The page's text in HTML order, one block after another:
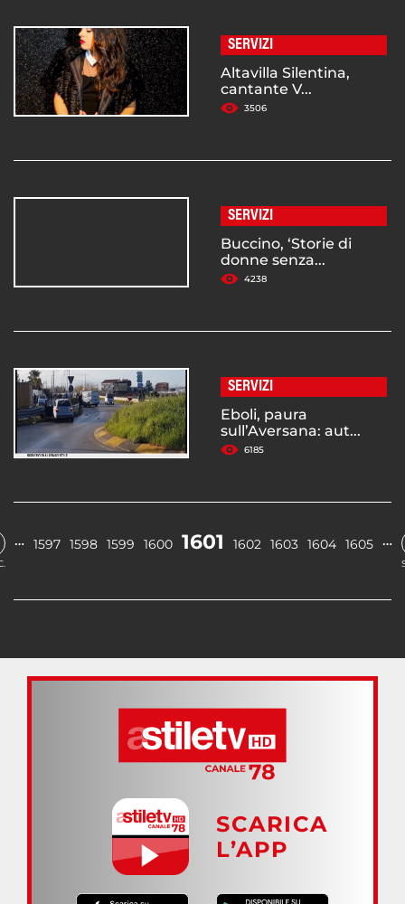
SERVIZI
Altavilla Silentina,
cantante V...
3506
SERVIZI
Buccino, ‘Storie di
donne senza...
4238
SERVIZI
Eboli, paura
sull’Aversana: aut...
6185
… 1597 1598 1599 1600 1601 1602 1603 1604 1605 …
SCARICA
L’APP